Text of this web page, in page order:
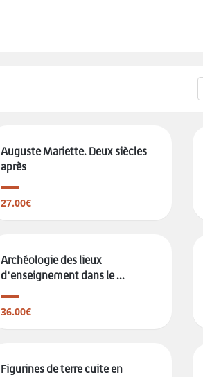
Auguste Mariette. Deux siècles
après
27.00€
Archéologie des lieux
d'enseignement dans le ...
36.00€
Figurines de terre cuite en